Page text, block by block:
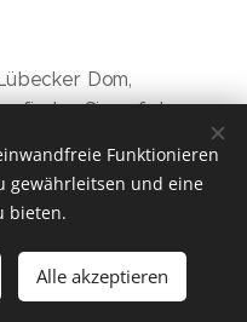
Dom,
finden Sie auf der
trotzHandicap
Funktionieren
gewährleitsen und eine
bieten.
Alle akzeptieren